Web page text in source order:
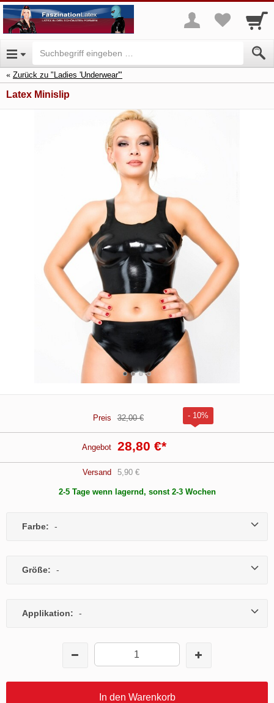
Zurück zu "Ladies 'Underwear'"
Latex Minislip
Preis 32,00 € - 10%
Angebot 28,80 €*
Versand 5,90 €
2-5 Tage wenn lagernd, sonst 2-3 Wochen
Farbe: -
Größe: -
Applikation: -
In den Warenkorb